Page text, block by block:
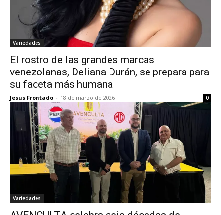
Variedades
El rostro de las grandes marcas
venezolanas, Deliana Durán, se prepara para
su faceta más humana
Jesus Frontado - 18 de marzo de 2026 0
Variedades